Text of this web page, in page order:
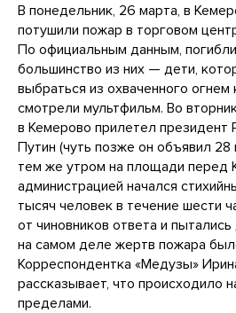
В понедельник, 26 марта, в
потушили пожар в торговом
По официальным данным,
большинство из них — дети,
выбраться из охваченного огнем
смотрели мультфильм. Во
в Кемерово прилетел президент
Путин (чуть позже он объявил 28
тем же утром на площади перед
администрацией начался
тысяч человек в течение шести
от чиновников ответа и пытались
на самом деле жертв пожара
Корреспондентка «Медузы»
рассказывает, что происходило
пределами.